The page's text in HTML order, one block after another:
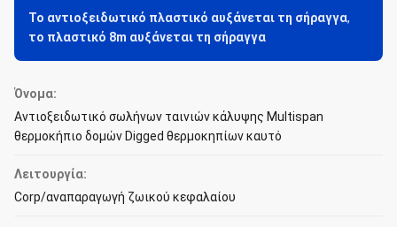
Το αντιοξειδωτικό πλαστικό αυξάνεται τη σήραγγα,
το πλαστικό 8m αυξάνεται τη σήραγγα
Όνομα:
Αντιοξειδωτικό σωλήνων ταινιών κάλυψης Multispan
θερμοκήπιο δομών Digged θερμοκηπίων καυτό
Λειτουργία:
Corp/αναπαραγωγή ζωικού κεφαλαίου